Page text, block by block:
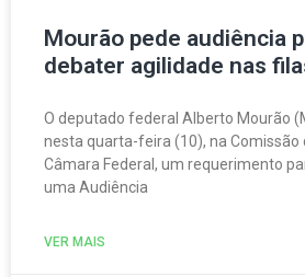
Mourão pede audiência
debater agilidade nas
O deputado federal Alberto Mourão
nesta quarta-feira (10), na Comissão
Câmara Federal, um requerimento
uma Audiência
VER MAIS